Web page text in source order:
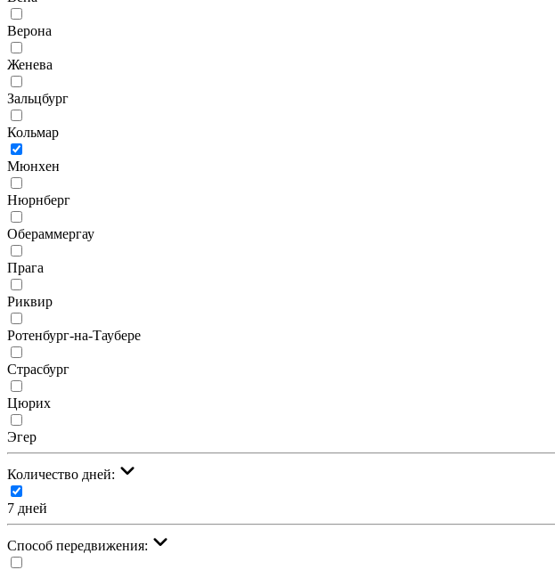
Верона
Женева
Зальцбург
Кольмар
Мюнхен
Нюрнберг
Обераммергау
Прага
Риквир
Ротенбург-на-Таубере
Страсбург
Цюрих
Эгер
Количество дней:
7 дней
Cпособ передвижения: